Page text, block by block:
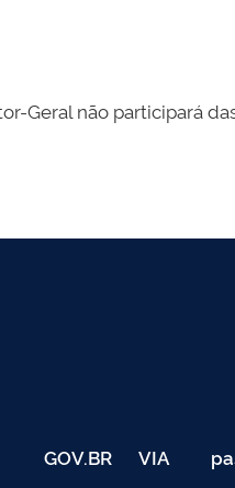
Geral não participará
GOV.BR VIA
de